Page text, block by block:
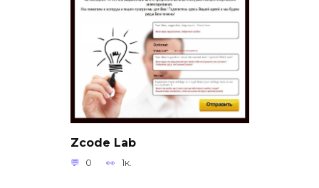
Zcode Lab
0 1к.